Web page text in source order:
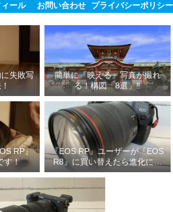
ール お問い合わせ プライバシーポリシー
に失敗写
簡単に『映える』写真が撮れ
る！構図「8選」‼
RP』
す！
『EOS RP』ユーザーが『EOS
R8』に買い替えたら進化に驚
いた‼